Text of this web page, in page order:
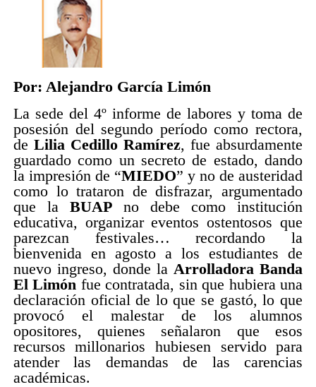
Por: Alejandro García Limón
La sede del 4º informe de labores y toma de
posesión del segundo período como rectora,
de Lilia Cedillo Ramírez, fue absurdamente
guardado como un secreto de estado, dando
la impresión de “MIEDO” y no de austeridad
como lo trataron de disfrazar, argumentado
que la BUAPno debe como institución
educativa, organizar eventos ostentosos que
parezcan festivales… recordando la
bienvenida en agosto a los estudiantes de
nuevo ingreso, donde la Arrolladora Banda
El Limón fue contratada, sin que hubiera una
declaración oficial de lo que se gastó, lo que
provocó el malestar de los alumnos
opositores, quienes señalaron que esos
recursos millonarios hubiesen servido para
atender las demandas de las carencias
académicas.